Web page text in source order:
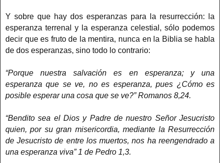
Y sobre que hay dos esperanzas para la resurrección: la
esperanza terrenal y la esperanza celestial, sólo podemos
decir que es fruto de la mentira, nunca en la Biblia se habla
de dos esperanzas, sino todo lo contrario:
“Porque nuestra salvación es en esperanza; y una
esperanza que se ve, no es esperanza, pues ¿Cómo es
posible esperar una cosa que se ve?” Romanos 8,24.
“Bendito sea el Dios y Padre de nuestro Señor Jesucristo
quien, por su gran misericordia, mediante la Resurrección
de Jesucristo de entre los muertos, nos ha reengendrado a
una esperanza viva” 1 de Pedro 1,3.